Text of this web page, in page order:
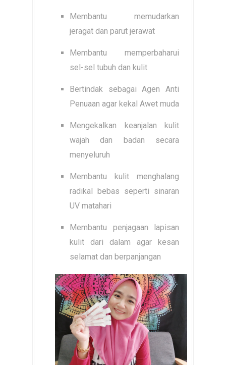
Membantu memudarkan
jeragat dan parut jerawat
Membantu memperbaharui
sel-sel tubuh dan kulit
Bertindak sebagai Agen Anti
Penuaan agar kekal Awet muda
Mengekalkan keanjalan kulit
wajah dan badan secara
menyeluruh
Membantu kulit menghalang
radikal bebas seperti sinaran
UV matahari
Membantu penjagaan lapisan
kulit dari dalam agar kesan
selamat dan berpanjangan